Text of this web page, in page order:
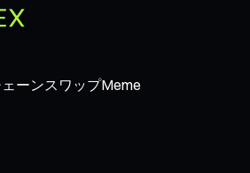
ーンスワップMeme